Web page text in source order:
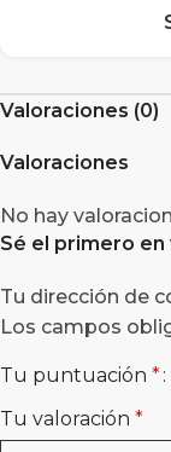
Valoraciones (0)
Valoraciones
No hay
Sé el primero en
Tu dirección de
Los campos
Tu puntuación *
Tu valoración *